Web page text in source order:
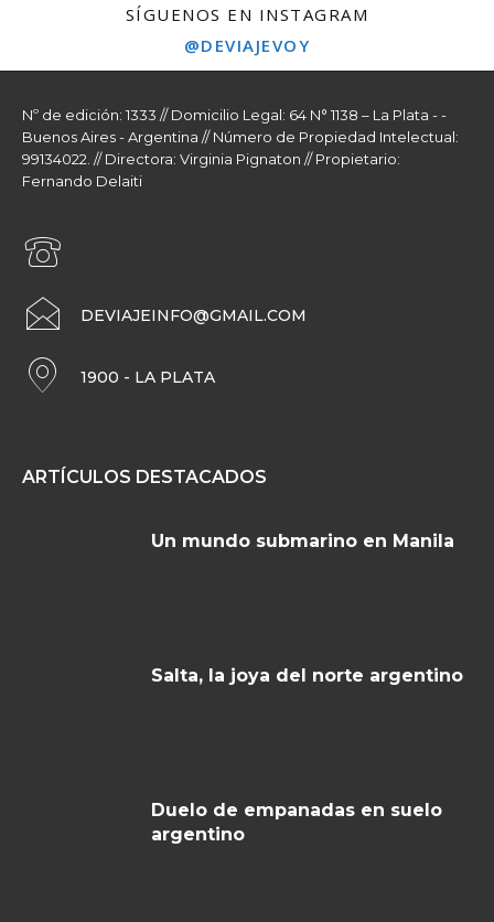
SÍGUENOS EN INSTAGRAM
@DEVIAJEVOY
Nº de edición: 1333 // Domicilio Legal: 64 N° 1138 – La Plata - -
Buenos Aires - Argentina // Número de Propiedad Intelectual:
99134022. // Directora: Virginia Pignaton // Propietario:
Fernando Delaiti
DEVIAJEINFO@GMAIL.COM
1900 - LA PLATA
ARTÍCULOS DESTACADOS
Un mundo submarino en Manila
Salta, la joya del norte argentino
Duelo de empanadas en suelo
argentino